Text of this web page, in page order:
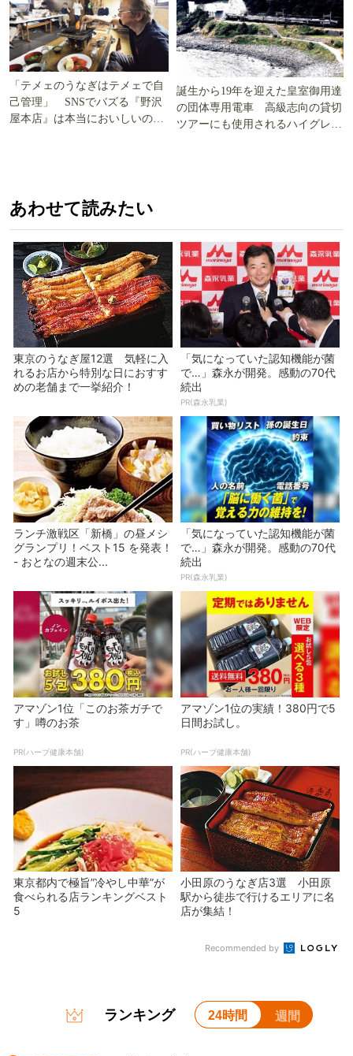
「テメェのうなぎはテメェで自
己管理」 SNSでバズる『野沢
屋本店』は本当においしいの
誕生から19年を迎えた皇室御用達
の団体専用電車 高級志向の貸切
ツアーにも使用されるハイグレー
あわせて読みたい
東京のうなぎ屋12選 気軽に入
れるお店から特別な日におすす
めの老舗まで一挙紹介！
「気になっていた認知機能が菌
で…」森永が開発。感動の70代
続出
PR(森永乳業)
ランチ激戦区「新橋」の昼メシ
グランプリ！ベスト15 を発表！
- おとなの週末公...
「気になっていた認知機能が菌
で…」森永が開発。感動の70代
続出
PR(森永乳業)
アマゾン1位「このお茶ガチで
す」噂のお茶
PR(ハーブ健康本舗)
アマゾン1位の実績！380円で5
日間お試し。
PR(ハーブ健康本舗)
東京都内で極旨”冷やし中華”が
食べられる店ランキングベスト
5
小田原のうなぎ店3選 小田原
駅から徒歩で行けるエリアに名
店が集結！
Recommended by
ランキング 24時間 週間